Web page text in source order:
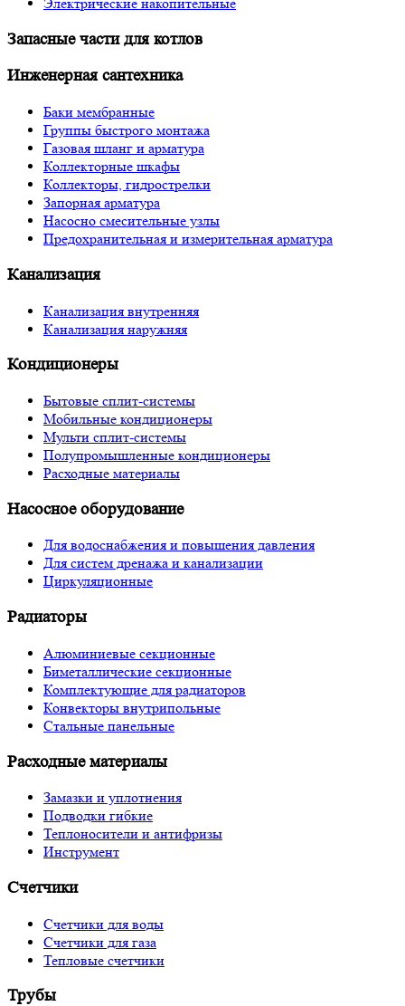
Запасные части для котлов
Инженерная сантехника
Баки мембранные
Группы быстрого монтажа
Газовая шланг и арматура
Коллекторные шкафы
Коллекторы, гидрострелки
Запорная арматура
Насосно смесительные узлы
Предохранительная и измерительная арматура
Канализация
Канализация внутренняя
Канализация наружняя
Кондиционеры
Бытовые сплит-системы
Мобильные кондиционеры
Мульти сплит-системы
Полупромышленные кондиционеры
Расходные материалы
Насосное оборудование
Для водоснабжения и повышения давления
Для систем дренажа и канализации
Циркуляционные
Радиаторы
Алюминиевые секционные
Биметаллические секционные
Комплектующие для радиаторов
Конвекторы внутрипольные
Стальные панельные
Расходные материалы
Замазки и уплотнения
Подводки гибкие
Теплоносители и антифризы
Инструмент
Счетчики
Счетчики для воды
Счетчики для газа
Тепловые счетчики
Трубы